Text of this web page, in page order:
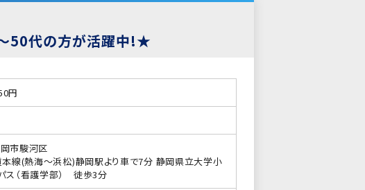
～50代の方が活躍中!★
円
市駿河区
線(熱海～浜松)静岡駅より車で7分 静岡県立大学小
ス（看護学部） 徒歩3分